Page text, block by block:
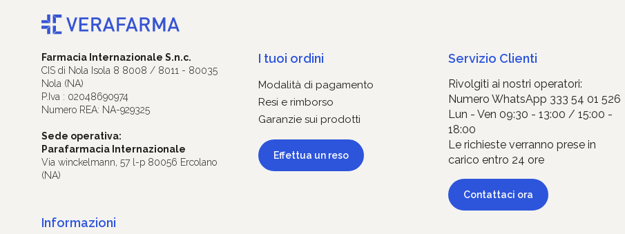
Farmacia Internazionale S.n.c.
CIS di Nola Isola 8 8008 / 8011 - 80035
Nola (NA)
P.Iva : 02048690974
Numero REA: NA-929325
Sede operativa:
Parafarmacia Internazionale
Via winckelmann, 57 l-p 80056 Ercolano
(NA)
Informazioni
I tuoi ordini
Modalità di pagamento
Resi e rimborso
Garanzie sui prodotti
Effettua un reso
Servizio Clienti
Rivolgiti ai nostri operatori:
Numero WhatsApp 333 54 01 526
Lun - Ven 09:30 - 13:00 / 15:00 -
18:00
Le richieste verranno prese in
carico entro 24 ore
Contattaci ora